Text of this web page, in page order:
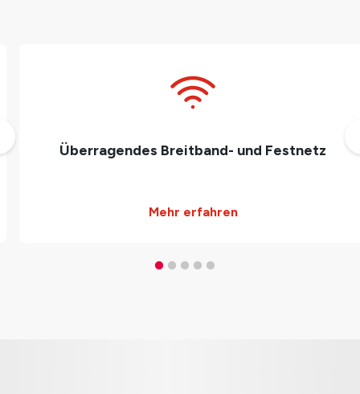
Überragendes Breitband- und Festnetz
Mehr erfahren